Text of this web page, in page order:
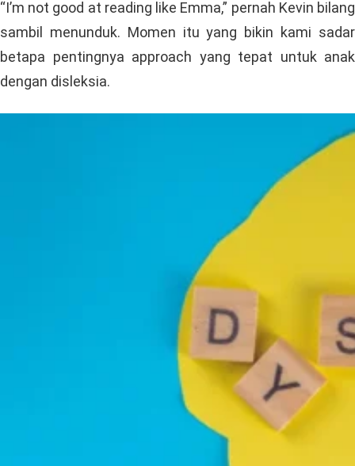
“I’m not good at reading like Emma,” pernah Kevin bilang
sambil menunduk. Momen itu yang bikin kami sadar
betapa pentingnya approach yang tepat untuk anak
dengan disleksia.